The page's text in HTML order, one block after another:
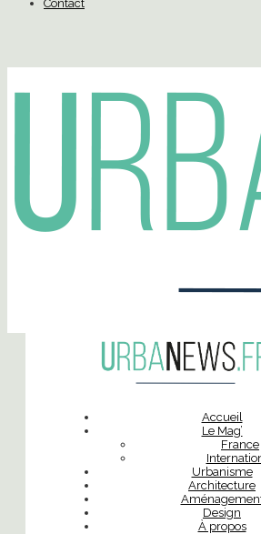
Contact
Accueil
Le Mag’
France
Urbanisme
Architecture
Design
À propos